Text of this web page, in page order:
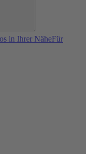
in Ihrer NäheFür